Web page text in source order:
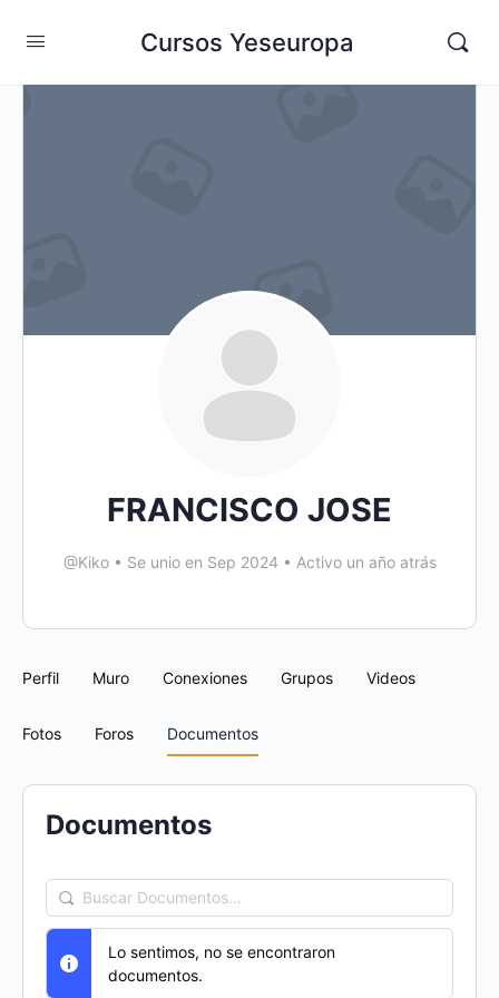
Cursos Yeseuropa
FRANCISCO JOSE
@Kiko • Se unio en Sep 2024 • Activo un año atrás
Perfil Muro Conexiones Grupos Videos
Fotos Foros Documentos
Documentos
Buscar
Documentos…
Lo sentimos, no se encontraron
documentos.